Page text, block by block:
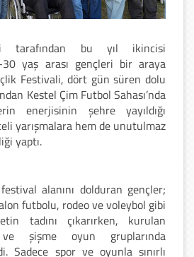
tarafından bu yıl ikincisi
yaş arası gençleri bir araya
Festivali, dört gün süren dolu
Kestel Çim Futbol Sahası’nda
enerjisinin şehre yayıldığı
yarışmalara hem de unutulmaz
yaptı.
alanını dolduran gençler;
futbolu, rodeo ve voleybol gibi
tadını çıkarırken, kurulan
şişme oyun gruplarında
Sadece spor ve oyunla sınırlı